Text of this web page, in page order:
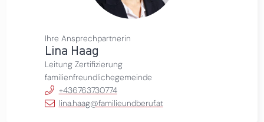
Ihre Ansprechpartnerin
Lina Haag
Leitung Zertifizierung
familienfreundlichegemeinde
+436763730774
lina.haag@familieundberuf.at